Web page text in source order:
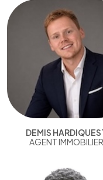
DEMIS
AGENT IMMOBILIER